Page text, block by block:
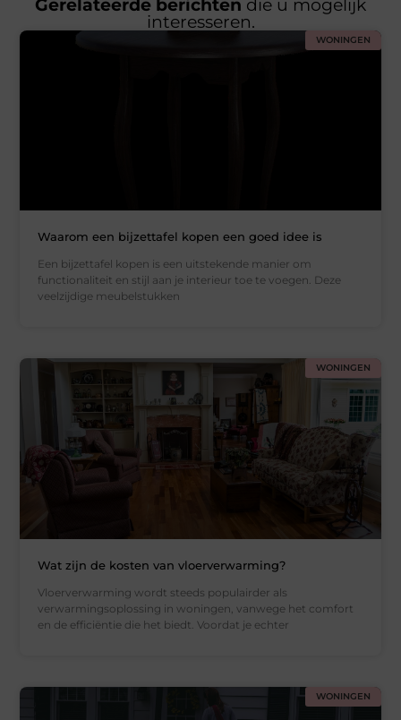
Gerelateerde berichten die u mogelijk
interesseren.
WONINGEN
Waarom een bijzettafel kopen een goed idee is
Een bijzettafel kopen is een uitstekende manier om
functionaliteit en stijl aan je interieur toe te voegen. Deze
veelzijdige meubelstukken
WONINGEN
Wat zijn de kosten van vloerverwarming?
Vloerverwarming wordt steeds populairder als
verwarmingsoplossing in woningen, vanwege het comfort
en de efficiëntie die het biedt. Voordat je echter
WONINGEN